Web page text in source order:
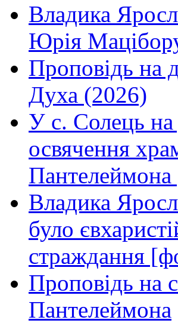
Владика
Юрія
Проповідь на
Духа (2026)
У с. Солець на
освячення
Владика
було
страждання
Проповідь на
Пантелеймона